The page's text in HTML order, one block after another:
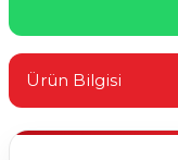
Ürün Bilgisi